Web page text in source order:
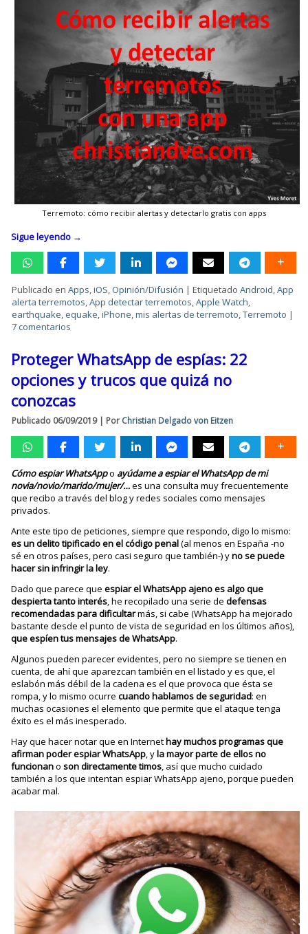
Terremoto: cómo recibir alertas y detectarlo gratis con apps
Sigue leyendo →
Publicado en Apps,iOS, Opinión/Difusión |Etiquetado Android,App
alerta terremotos,App detectar terremotos,Apple Watch,
earthquake, equake,iPhone,mis alertas de terremoto,Terremoto |
7 comentarios
Proteger WhatsApp de espías: 22
opciones y trucos que quizá no
conozcas
Publicado 06/09/2019| Por Christian Delgado von Eitzen
Cómo espiar WhatsAppo ayúdame a espiar el WhatsApp de mi
novia/novio/marido/mujer/…es una consulta muy frecuentemente
que recibo a través del blog y redes sociales como mensajes
privados.
Ante este tipo de peticiones, siempre que respondo, digo lo mismo:
es un delito tipificado en el código penal(al menos en España -no
sé en otros países, pero casi seguro que también-) yno se puede
hacer sin infringir la ley.
Dado que parece queespiar el WhatsApp ajeno es algo que
despierta tanto interés, he recopilado una serie dedefensas
recomendadas para dificultarmás, si cabe (WhatsApp ha mejorado
bastante desde el punto de vista de seguridad en los últimos años),
que espíen tus mensajes de WhatsApp.
Algunos pueden parecer evidentes, pero no siempre se tienen en
cuenta, de ahí que aparezcan también en el listado y es que, el
eslabón más débil de la cadena es el que provoca que ésta se
rompa, y lo mismo ocurrecuando hablamos de seguridad: en
muchas ocasiones el elemento que permite que el ataque tenga
éxito es el más inesperado.
Hay que hacer notar que en Internethay muchos programas que
afirman poder espiar WhatsApp, yla mayor parte de ellos no
funcionanoson directamente timos, así que mucho cuidado
también a los que intentan espiar WhatsApp ajeno, porque pueden
acabar mal.